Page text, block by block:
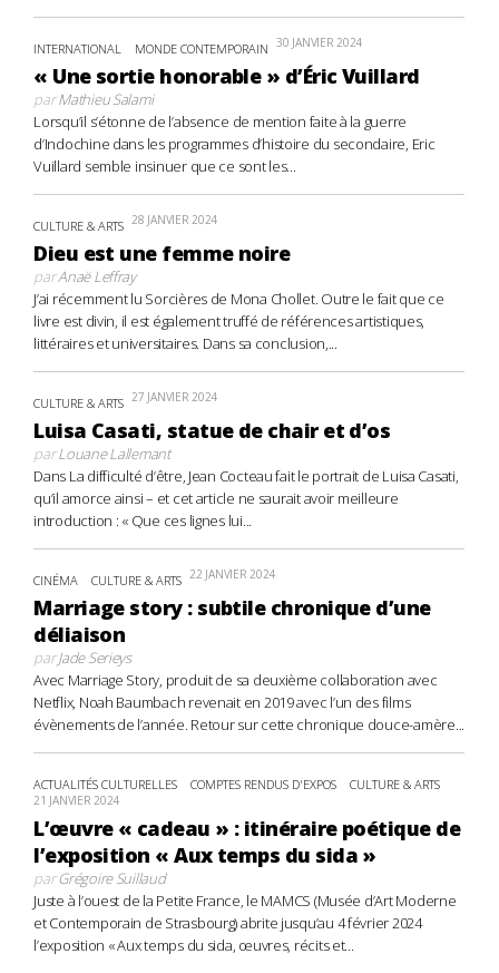
INTERNATIONAL MONDE CONTEMPORAIN 30 JANVIER 2024
« Une sortie honorable » d’Éric Vuillard
parMathieu Salami
Lorsqu’il s’étonne de l’absence de mention faite à la guerre
d’Indochine dans les programmes d’histoire du secondaire, Eric
Vuillard semble insinuer que ce sont les...
CULTURE & ARTS 28 JANVIER 2024
Dieu est une femme noire
parAnaë Leffray
J’ai récemment lu Sorcières de Mona Chollet. Outre le fait que ce
livre est divin, il est également truffé de références artistiques,
littéraires et universitaires. Dans sa conclusion,...
CULTURE & ARTS 27 JANVIER 2024
Luisa Casati, statue de chair et d’os
parLouane Lallemant
Dans La difficulté d’être, Jean Cocteau fait le portrait de Luisa Casati,
qu’il amorce ainsi – et cet article ne saurait avoir meilleure
introduction : « Que ces lignes lui...
CINÉMA CULTURE & ARTS 22 JANVIER 2024
Marriage story : subtile chronique d’une
déliaison
parJade Serieys
Avec Marriage Story, produit de sa deuxième collaboration avec
Netflix, Noah Baumbach revenait en 2019 avec l’un des films
évènements de l’année. Retour sur cette chronique douce-amère...
ACTUALITÉS CULTURELLES COMPTES RENDUS D'EXPOS CULTURE & ARTS
21 JANVIER 2024
L’œuvre « cadeau » : itinéraire poétique de
l’exposition « Aux temps du sida »
parGrégoire Suillaud
Juste à l’ouest de la Petite France, le MAMCS (Musée d’Art Moderne
et Contemporain de Strasbourg) abrite jusqu’au 4 février 2024
l’exposition « Aux temps du sida, œuvres, récits et...